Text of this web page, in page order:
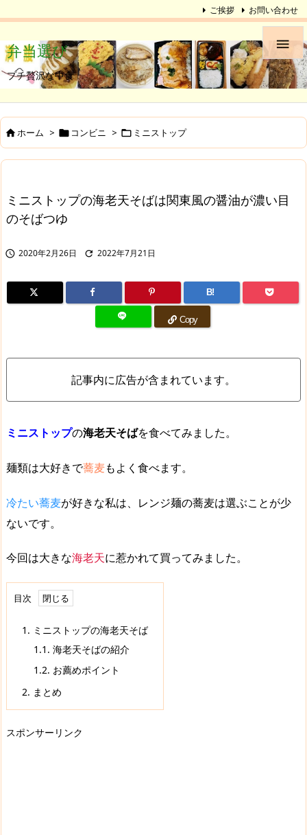

ご挨拶 お問い合わせ
弁当選び
プチ贅沢な中食
ホーム >  コンビニ >  ミニストップ
ミニストップの海老天そばは関東風の醤油が濃い目
のそばつゆ
 2020年2月26日  2022年7月21日
B!
Copy
記事内に広告が含まれています。
ミニストップの海老天そばを食べてみました。
麺類は大好きで蕎麦もよく食べます。
冷たい蕎麦が好きな私は、レンジ麺の蕎麦は選ぶことが少
ないです。
今回は大きな海老天に惹かれて買ってみました。
目次
1. ミニストップの海老天そば
1.1. 海老天そばの紹介
1.2. お薦めポイント
2. まとめ
スポンサーリンク